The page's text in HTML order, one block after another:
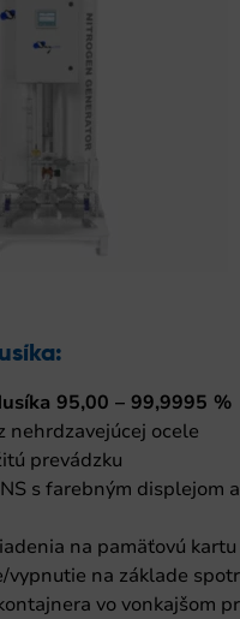
95,00 – 99,9995 %
nehrdzavejúcej ocele
prevádzku
s farebným displejom
na pamäťovú kartu
na základe
vo vonkajšom